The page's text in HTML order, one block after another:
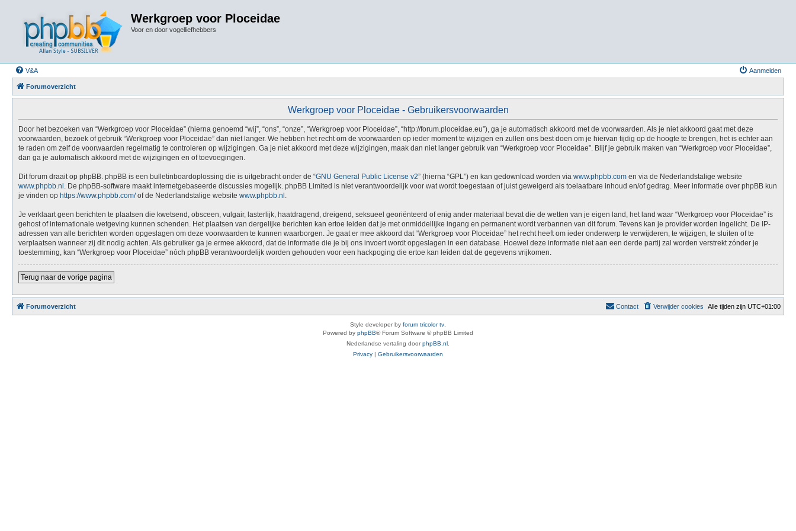
Werkgroep voor Ploceidae
Voor en door vogelliefhebbers
V&A Aanmelden
Forumoverzicht
Werkgroep voor Ploceidae - Gebruikersvoorwaarden
Door het bezoeken van “Werkgroep voor Ploceidae” (hierna genoemd “wij”, “ons”, “onze”, “Werkgroep voor Ploceidae”, “http://forum.ploceidae.eu”), ga je automatisch akkoord met de voorwaarden. Als je niet akkoord gaat met deze
voorwaarden, bezoek of gebruik “Werkgroep voor Ploceidae” dan niet langer. We hebben het recht om de voorwaarden op ieder moment te wijzigen en zullen ons best doen om je hiervan tijdig op de hoogte te brengen, het is echter aan
te raden om zelf de voorwaarden regelmatig te controleren op wijzigingen. Ga je niet akkoord met deze wijzigingen, maak dan niet langer gebruik van “Werkgroep voor Ploceidae”. Blijf je gebruik maken van “Werkgroep voor Ploceidae”,
dan ga je automatisch akkoord met de wijzigingen en of toevoegingen.
Dit forum draait op phpBB. phpBB is een bulletinboardoplossing die is uitgebracht onder de “GNU General Public License v2” (hierna “GPL”) en kan gedownload worden via www.phpbb.com en via de Nederlandstalige website
www.phpbb.nl . De phpBB-software maakt internetgebaseerde discussies mogelijk. phpBB Limited is niet verantwoordelijk voor wat wordt toegestaan of juist geweigerd als toelaatbare inhoud en/of gedrag. Meer informatie over phpBB kun
je vinden op https://www.phpbb.com/of de Nederlandstalige website www.phpbb.nl .
Je verklaart geen berichten te plaatsen die kwetsend, obsceen, vulgair, lasterlijk, haatdragend, dreigend, seksueel georiënteerd of enig ander materiaal bevat die de wetten van je eigen land, het land waar “Werkgroep voor Ploceidae” is
gehost of internationale wetgeving kunnen schenden. Het plaatsen van dergelijke berichten kan ertoe leiden dat je met onmiddellijke ingang en permanent wordt verbannen van dit forum. Tevens kan je provider worden ingelicht. De IP-
adressen van alle berichten worden opgeslagen om deze voorwaarden te kunnen waarborgen. Je gaat er mee akkoord dat “Werkgroep voor Ploceidae” het recht heeft om ieder onderwerp te verwijderen, te wijzigen, te sluiten of te
verplaatsen wanneer zij dit nodig achten. Als gebruiker ga je ermee akkoord, dat de informatie die je bij ons invoert wordt opgeslagen in een database. Hoewel deze informatie niet aan een derde partij zal worden verstrekt zónder je
toestemming, kan “Werkgroep voor Ploceidae” nóch phpBB verantwoordelijk worden gehouden voor een hackpoging die ertoe kan leiden dat de gegevens vrijkomen.
Terug naar de vorige pagina
Forumoverzicht Alle tijden zijn UTC+01:00
Verwijder cookies
Contact
Style developer by forum tricolor tv
Powered by phpBB® Forum Software © phpBB Limited
Nederlandse vertaling doorphpBB.nl
Privacy | Gebruikersvoorwaarden